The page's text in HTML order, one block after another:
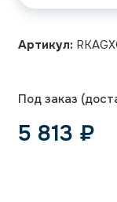
Артикул:
Под заказ
5 813 ₽